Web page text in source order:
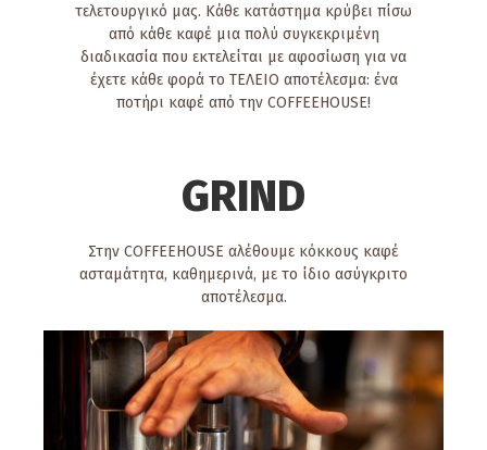
τελετουργικό μας. Κάθε κατάστημα κρύβει πίσω
από κάθε καφέ μια πολύ συγκεκριμένη
διαδικασία που εκτελείται με αφοσίωση για να
έχετε κάθε φορά το ΤΕΛΕΙΟ αποτέλεσμα: ένα
ποτήρι καφέ από την COFFEEHOUSE!
GRIND
Στην COFFEEHOUSE αλέθουμε κόκκους καφέ
ασταμάτητα, καθημερινά, με το ίδιο ασύγκριτο
αποτέλεσμα.